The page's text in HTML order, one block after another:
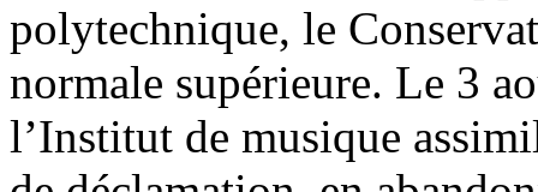
polytechnique, le
normale supérieure. Le 3
l’Institut de musique